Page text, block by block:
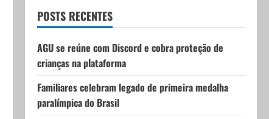
POSTS RECENTES
AGU se reúne com Discord e cobra proteção de
crianças na plataforma
Familiares celebram legado de primeira medalha
paralímpica do Brasil